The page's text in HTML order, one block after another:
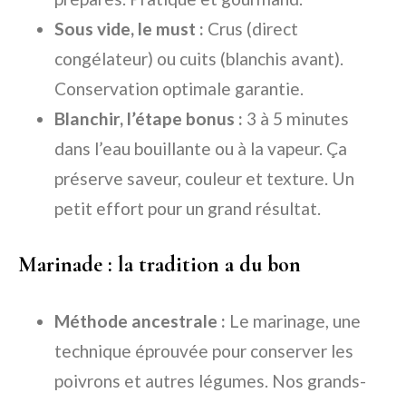
Sous vide, le must : Crus (direct
congélateur) ou cuits (blanchis avant).
Conservation optimale garantie.
Blanchir, l’étape bonus : 3 à 5 minutes
dans l’eau bouillante ou à la vapeur. Ça
préserve saveur, couleur et texture. Un
petit effort pour un grand résultat.
Marinade : la tradition a du bon
Méthode ancestrale : Le marinage, une
technique éprouvée pour conserver les
poivrons et autres légumes. Nos grands-